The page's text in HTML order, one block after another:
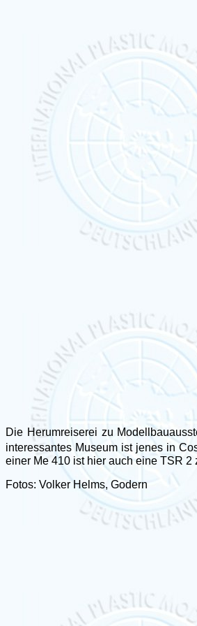
Die Herumreiserei zu
interessantes Museum ist jenes in
einer Me 410 ist hier auch eine TSR
Fotos: Volker Helms, Godern